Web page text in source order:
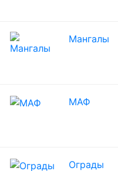
Мангалы
МАФ
Ограды